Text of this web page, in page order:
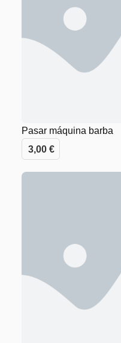
Pasar máquina barba
3,00 €